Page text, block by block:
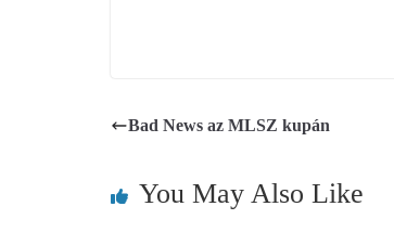
Bad News az MLSZ kupán
You May Also Like